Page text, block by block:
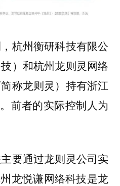
杭州衡研科技有限公
）和杭州龙则灵网络
称龙则灵）持有浙江
前者的实际控制人为
要通过龙则灵公司实
龙悦谦网络科技是龙